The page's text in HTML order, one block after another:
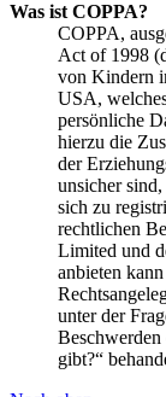
Was ist COPPA?
COPPA,
Act of 1998
von Kindern
USA,
persönliche
hierzu die
der
unsicher
sich zu
rechtlichen
Limited und
anbieten
unter der
gibt?“